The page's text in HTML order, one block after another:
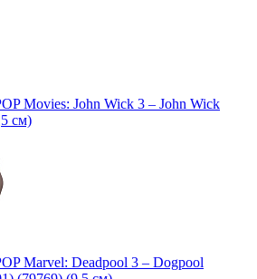
Movies: John Wick 3 – John Wick
см)
Marvel: Deadpool 3 – Dogpool